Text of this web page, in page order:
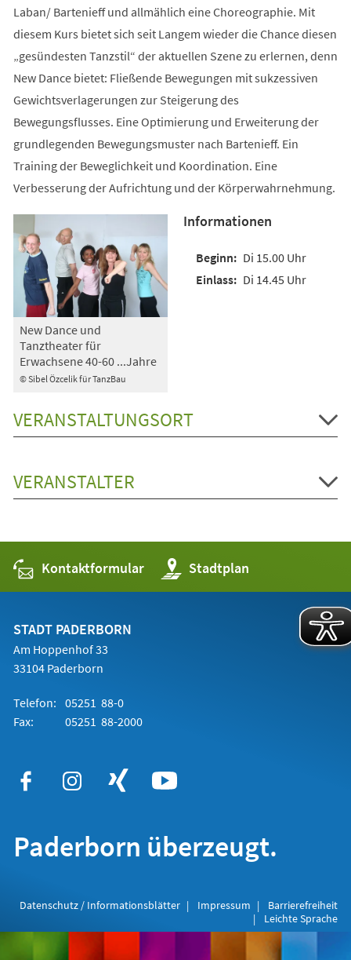
Laban/ Bartenieff und allmählich eine Choreographie. Mit
diesem Kurs bietet sich seit Langem wieder die Chance diesen
„gesündesten Tanzstil“ der aktuellen Szene zu erlernen, denn
New Dance bietet: Fließende Bewegungen mit sukzessiven
Gewichtsverlagerungen zur Steigerung des
Bewegungsflusses. Eine Optimierung und Erweiterung der
grundlegenden Bewegungsmuster nach Bartenieff. Ein
Training der Beweglichkeit und Koordination. Eine
Verbesserung der Aufrichtung und der Körperwahrnehmung.
© Sibel Özcelik für TanzBau
New Dance und
Tanztheater für
Erwachsene 40-60 ...Jahre
Informationen
Di 15.00 Uhr
Di 14.45 Uhr
VERANSTALTUNGSORT
VERANSTALTER
Kontaktformular Stadtplan
(Öffnet
in
einem
STADT PADERBORN
Am Hoppenhof 33
33104 Paderborn
Telefon: 05251 88-0
Fax:
05251 88-2000
Paderborn überzeugt.
Datenschutz / Informationsblätter Impressum
Barrierefreiheit
Leichte Sprache